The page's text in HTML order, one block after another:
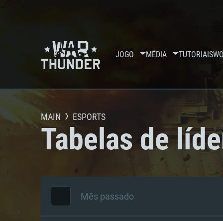
JOGO MÉDIA TUTORIAIS
MAIN ESPORTS
Tabelas de
Mês passado